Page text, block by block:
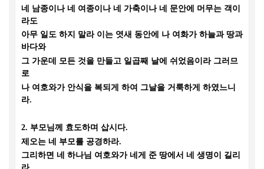
네 남종이나 네 여종이나 네 가축이나 네 문안에 머무는 객이
라도
아무 일도 하지 말라 이는 엿새 동안에 나 여화가 하늘과 땅과
바다와
그 가운데 모든 것을 만들고 일곱째 날에 쉬었음이라 그러므
로
나 여호와가 안식을 복되게 하여 그날을 거룩하게 하였느니
라.
2. 부모님께 효도하며 삽시다.
제오는 네 부모를 공경하라.
그리하면 네 하나님 여호와가 네게 준 땅에서 네 생명이 길리